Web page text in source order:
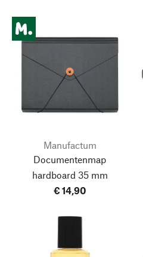
Manufactum
Documentenmap
hardboard 35 mm
€ 14,90